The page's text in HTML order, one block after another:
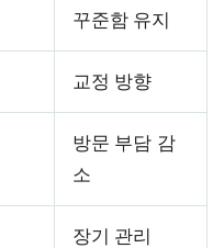
꾸준함 유지
교정 방향
방문 부담 감
소
장기 관리